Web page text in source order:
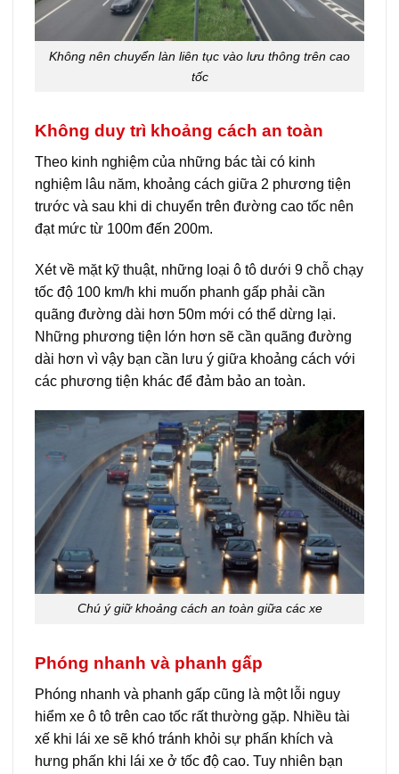
Không nên chuyển làn liên tục vào lưu thông trên cao
tốc
Không duy trì khoảng cách an toàn
Theo kinh nghiệm của những bác tài có kinh
nghiệm lâu năm, khoảng cách giữa 2 phương tiện
trước và sau khi di chuyển trên đường cao tốc nên
đạt mức từ 100m đến 200m.
Xét về mặt kỹ thuật, những loại ô tô dưới 9 chỗ chạy
tốc độ 100 km/h khi muốn phanh gấp phải cần
quãng đường dài hơn 50m mới có thể dừng lại.
Những phương tiện lớn hơn sẽ cần quãng đường
dài hơn vì vậy bạn cần lưu ý giữa khoảng cách với
các phương tiện khác để đảm bảo an toàn.
Chú ý giữ khoảng cách an toàn giữa các xe
Phóng nhanh và phanh gấp
Phóng nhanh và phanh gấp cũng là một lỗi nguy
hiểm xe ô tô trên cao tốc rất thường gặp. Nhiều tài
xế khi lái xe sẽ khó tránh khỏi sự phấn khích và
hưng phấn khi lái xe ở tốc độ cao. Tuy nhiên bạn